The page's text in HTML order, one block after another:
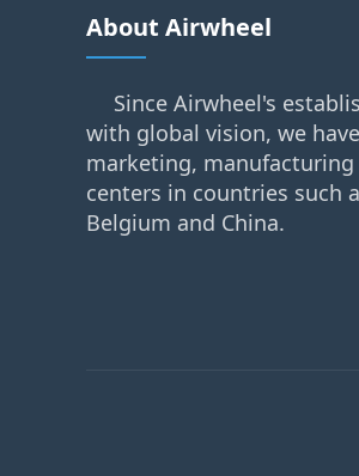
About Airwheel
Since Airwheel's
with global vision, we
marketing,
centers in countries such
Belgium and China.